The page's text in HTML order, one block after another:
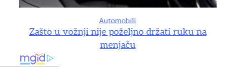
Automobili
Zašto u vožnji nije poželjno držati ruku na
menjaču